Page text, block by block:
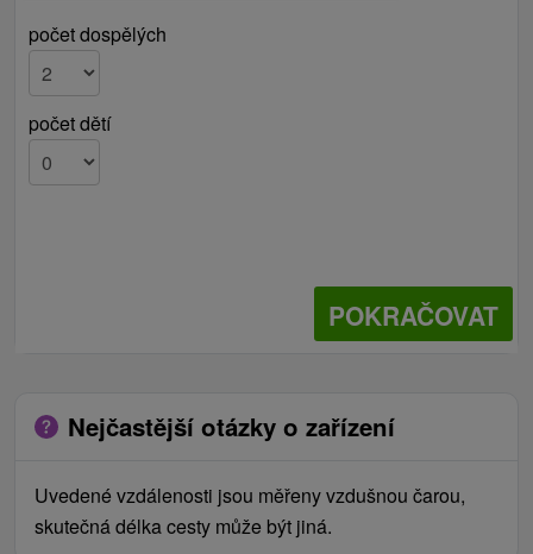
počet dospělých
počet dětí
POKRAČOVAT
Nejčastější otázky o zařízení
Uvedené vzdálenosti jsou měřeny vzdušnou čarou,
skutečná délka cesty může být jiná.